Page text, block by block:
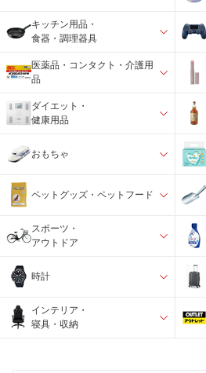
キッチン用品・
食器・調理器具
医薬品・コンタクト・介護用
品
ダイエット・
健康用品
おもちゃ
ペットグッズ・ペットフード
スポーツ・
アウトドア
時計
インテリア・
寝具・収納